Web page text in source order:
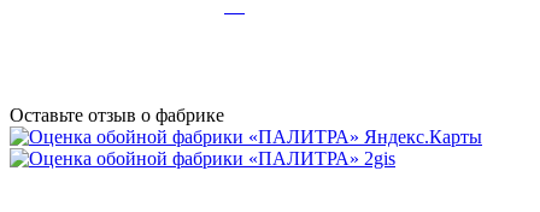
Оставьте отзыв о фабрике